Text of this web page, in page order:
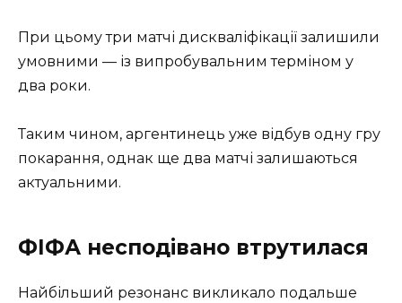
При цьому три матчі дискваліфікації залишили
умовними — із випробувальним терміном у
два роки.
Таким чином, аргентинець уже відбув одну гру
покарання, однак ще два матчі залишаються
актуальними.
ФІФА несподівано втрутилася
Найбільший резонанс викликало подальше